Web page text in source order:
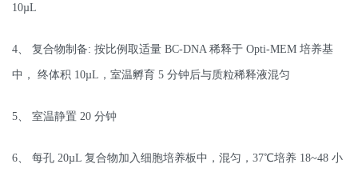
10µL
4、 复合物制备: 按比例取适量 BC-DNA 稀释于 Opti-MEM 培养基
中， 终体积 10µL，室温孵育 5 分钟后与质粒稀释液混匀
5、 室温静置 20 分钟
6、 每孔 20µL 复合物加入细胞培养板中，混匀，37℃培养 18~48 小